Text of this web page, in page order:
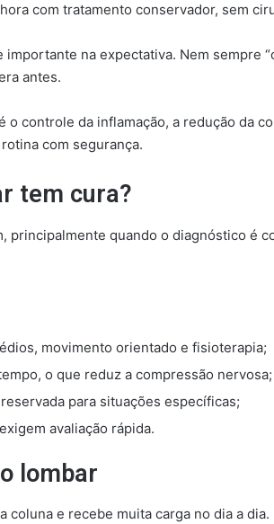
com tratamento conservador, sem
na expectativa. Nem sempre
antes.
o controle da inflamação, a redução da
com segurança.
tem cura?
principalmente quando o diagnóstico é
movimento orientado e fisioterapia;
o que reduz a compressão nervosa;
para situações específicas;
avaliação rápida.
lombar
coluna e recebe muita carga no dia a